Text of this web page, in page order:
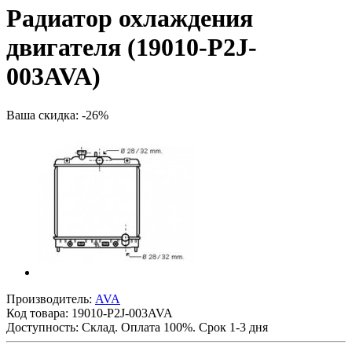
Радиатор охлаждения
двигателя (19010-P2J-
003AVA)
Ваша скидка: -26%
Производитель: AVA
Код товара: 19010-P2J-003AVA
Доступность: Склад. Оплата 100%. Срок 1-3 дня